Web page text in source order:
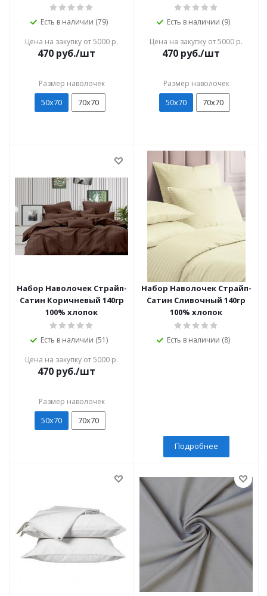
Есть в наличии (79)
Цена на закупку от 5000 р.
470 руб./шт
Размер наволочек
50х70 70х70
Есть в наличии (9)
Цена на закупку от 5000 р.
470 руб./шт
Размер наволочек
50х70 70х70
Набор Наволочек Страйп-
Сатин Коричневый 140гр
100% хлопок
Есть в наличии (51)
Цена на закупку от 5000 р.
470 руб./шт
Размер наволочек
50х70 70х70
Набор Наволочек Страйп-
Сатин Сливочный 140гр
100% хлопок
Есть в наличии (8)
Подробнее